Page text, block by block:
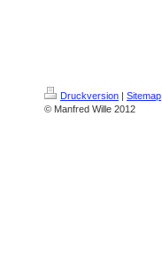
Druckversion | Sitemap
© Manfred Wille 2012